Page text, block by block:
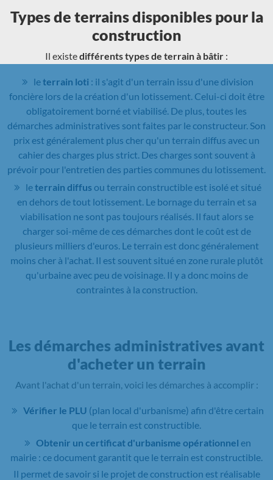
Types de terrains disponibles pour la
construction
Il existedifférents types de terrain à bâtir :
leterrain loti : il s'agit d'un terrain issu d'une division
foncière lors de la création d'un lotissement. Celui-ci doit être
obligatoirement borné et viabilisé. De plus, toutes les
démarches administratives sont faites par le constructeur. Son
prix est généralement plus cher qu'un terrain diffus avec un
cahier des charges plus strict. Des charges sont souvent à
prévoir pour l'entretien des parties communes du lotissement.
leterrain diffusou terrain constructible est isolé et situé
en dehors de tout lotissement. Le bornage du terrain et sa
viabilisation ne sont pas toujours réalisés. Il faut alors se
charger soi-même de ces démarches dont le coût est de
plusieurs milliers d'euros. Le terrain est donc généralement
moins cher à l'achat. Il est souvent situé en zone rurale plutôt
qu'urbaine avec peu de voisinage. Il y a donc moins de
contraintes à la construction.
Les démarches administratives avant
d'acheter un terrain
Avant l'achat d'un terrain, voici les démarches à accomplir :
Vérifier le PLU (plan local d'urbanisme) afin d'être certain
que le terrain est constructible.
Obtenir un certificat d'urbanisme opérationnel en
mairie : ce document garantit que le terrain est constructible.
Il permet de savoir si le projet de construction est réalisable